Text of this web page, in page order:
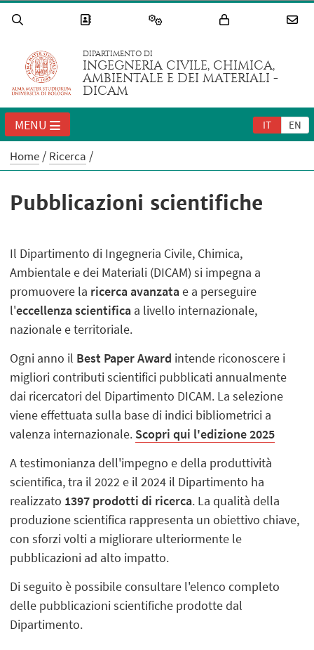
DIPARTIMENTO DI
INGEGNERIA CIVILE, CHIMICA,
AMBIENTALE E DEI MATERIALI -
DICAM
IT EN
MENU
Home Ricerca
Pubblicazioni scientifiche
Il Dipartimento di Ingegneria Civile, Chimica,
Ambientale e dei Materiali (DICAM) si impegna a
promuovere la ricerca avanzatae a perseguire
l'eccellenza scientifica a livello internazionale,
nazionale e territoriale.
Ogni anno il Best Paper Award intende riconoscere i
migliori contributi scientifici pubblicati annualmente
dai ricercatori del Dipartimento DICAM. La selezione
viene effettuata sulla base di indici bibliometrici a
valenza internazionale. Scopri qui l'edizione 2025
A testimonianza dell'impegno e della produttività
scientifica, tra il 2022 e il 2024 il Dipartimento ha
realizzato 1397 prodotti di ricerca. La qualità della
produzione scientifica rappresenta un obiettivo chiave,
con sforzi volti a migliorare ulteriormente le
pubblicazioni ad alto impatto.
Di seguito è possibile consultare l'elenco completo
delle pubblicazioni scientifiche prodotte dal
Dipartimento.